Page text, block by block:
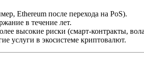
Ethereum после перехода на PoS).
в течение лет.
высокие риски (смарт-контракты,
услуги в экосистеме криптовалют.